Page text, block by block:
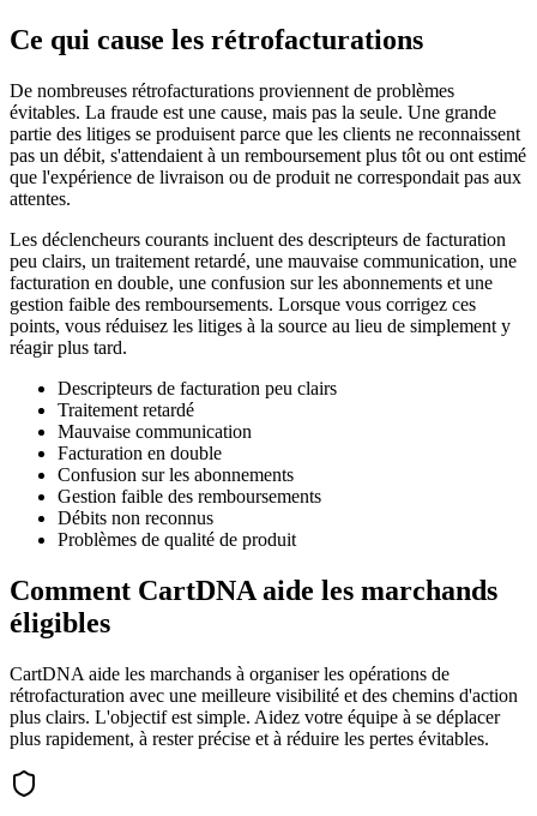
Ce qui cause les rétrofacturations
De nombreuses rétrofacturations proviennent de problèmes
évitables. La fraude est une cause, mais pas la seule. Une grande
partie des litiges se produisent parce que les clients ne reconnaissent
pas un débit, s'attendaient à un remboursement plus tôt ou ont estimé
que l'expérience de livraison ou de produit ne correspondait pas aux
attentes.
Les déclencheurs courants incluent des descripteurs de facturation
peu clairs, un traitement retardé, une mauvaise communication, une
facturation en double, une confusion sur les abonnements et une
gestion faible des remboursements. Lorsque vous corrigez ces
points, vous réduisez les litiges à la source au lieu de simplement y
réagir plus tard.
Descripteurs de facturation peu clairs
Traitement retardé
Mauvaise communication
Facturation en double
Confusion sur les abonnements
Gestion faible des remboursements
Débits non reconnus
Problèmes de qualité de produit
Comment CartDNA aide les marchands
éligibles
CartDNA aide les marchands à organiser les opérations de
rétrofacturation avec une meilleure visibilité et des chemins d'action
plus clairs. L'objectif est simple. Aidez votre équipe à se déplacer
plus rapidement, à rester précise et à réduire les pertes évitables.